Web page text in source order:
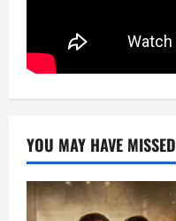
YOU MAY HAVE MISSED